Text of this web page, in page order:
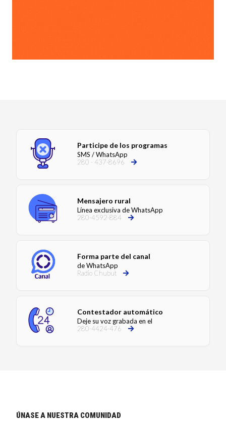
Participe de los programas
SMS / WhatsApp
280 - 437-8696
Mensajero rural
Línea exclusiva de WhatsApp
280-4592-884
Forma parte del canal
de WhatsApp
Radio Chubut
Contestador automático
Deje su voz grabada en el
280-4424-476
ÚNASE A NUESTRA COMUNIDAD